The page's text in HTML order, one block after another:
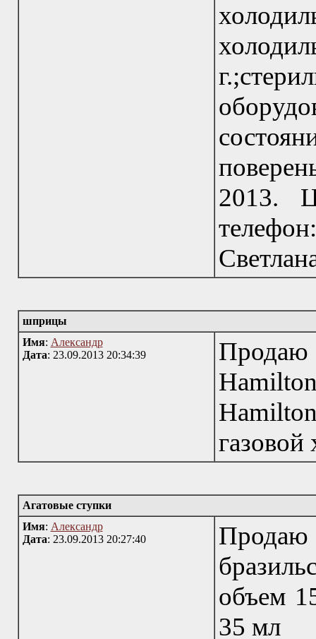
2013.
шприцы
Имя: Александр
Дата: 23.09.2013 20:34:39
Агатовые ступки
Имя: Александр
Дата: 23.09.2013 20:27:40
Продаю
объем
35 мл